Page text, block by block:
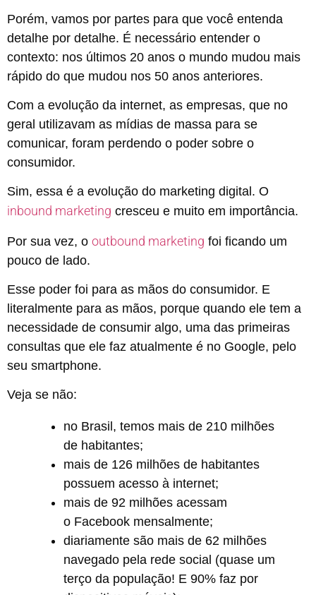
Porém, vamos por partes para que você entenda
detalhe por detalhe. É necessário entender o
contexto: nos últimos 20 anos o mundo mudou mais
rápido do que mudou nos 50 anos anteriores.
Com a evolução da internet, as empresas, que no
geral utilizavam as mídias de massa para se
comunicar, foram perdendo o poder sobre o
consumidor.
Sim, essa é a evolução do marketing digital. O
inbound marketing cresceu e muito em importância.
Por sua vez, o outbound marketing foi ficando um
pouco de lado.
Esse poder foi para as mãos do consumidor. E
literalmente para as mãos, porque quando ele tem a
necessidade de consumir algo, uma das primeiras
consultas que ele faz atualmente é no Google, pelo
seu smartphone.
Veja se não:
no Brasil, temos mais de 210 milhões
de habitantes;
mais de 126 milhões de habitantes
possuem acesso à internet;
mais de 92 milhões acessam
o Facebook mensalmente;
diariamente são mais de 62 milhões
navegado pela rede social (quase um
terço da população! E 90% faz por